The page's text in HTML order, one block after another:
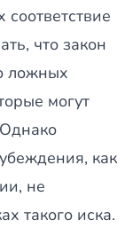
что закон
ложных
могут
как
не
такого иска.